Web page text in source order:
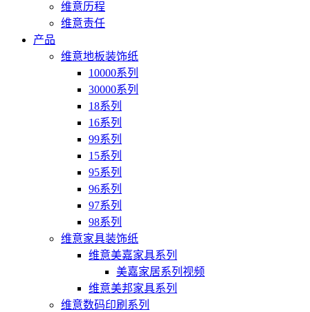
维意历程
维意责任
产品
维意地板装饰纸
10000系列
30000系列
18系列
16系列
99系列
15系列
95系列
96系列
97系列
98系列
维意家具装饰纸
维意美嘉家具系列
美嘉家居系列视频
维意美邦家具系列
维意数码印刷系列